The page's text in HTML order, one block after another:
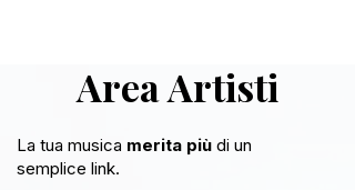
Area Artisti
La tua musica merita più di un
semplice link.